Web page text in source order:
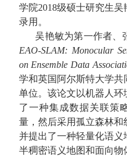
学院2018级硕士研究生吴
录用。
吴艳敏为第一作者、
EAO-SLAM: Monocular
on Ensemble Data
学和英国阿尔斯特大学
单位。该论文以机器人
了一种集成数据关联策
量，然后采用孤立森林和
并提出了一种轻量化语
半稠密语义地图和面向